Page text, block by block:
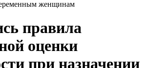
женщинам
правила
оценки
при назначении